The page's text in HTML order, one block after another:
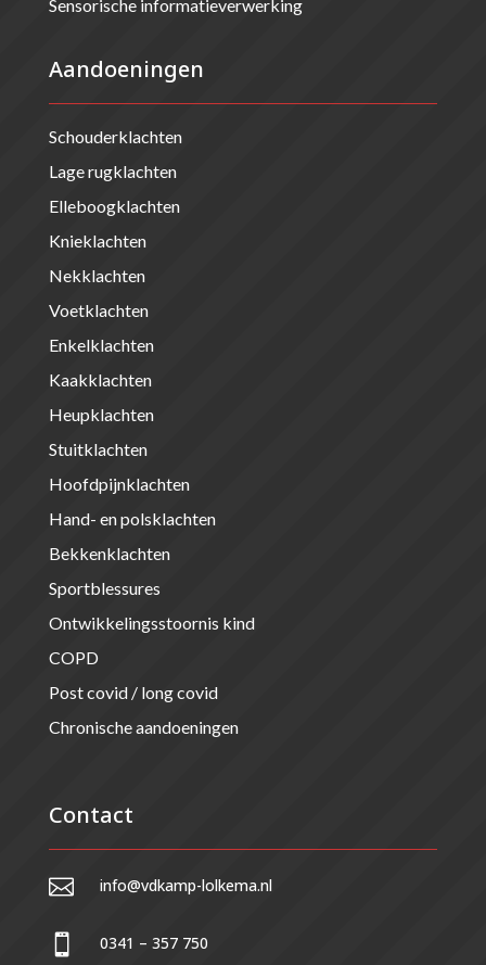
Sensorische informatieverwerking
Aandoeningen
Schouderklachten
Lage rugklachten
Elleboogklachten
Knieklachten
Nekklachten
Voetklachten
Enkelklachten
Kaakklachten
Heupklachten
Stuitklachten
Hoofdpijnklachten
Hand- en polsklachten
Bekkenklachten
Sportblessures
Ontwikkelingsstoornis kind
COPD
Post covid / long covid
Chronische aandoeningen
Contact
 info@vdkamp-lolkema.nl
 0341 – 357 750